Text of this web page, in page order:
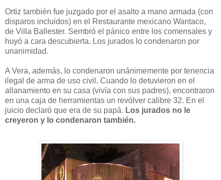
Ortiz también fue juzgado por el asalto a mano armada (con
disparos incluidos) en el Restaurante mexicano Wantaco,
de Villa Ballester. Sembró el pánico entre los comensales y
huyó a cara descubierta. Los jurados lo condenaron por
unanimidad.
A Vera, además, lo condenaron unánimemente por tenencia
ilegal de arma de uso civil. Cuando lo detuvieron en el
allanamiento en su casa (vivía con sus padres), encontraron
en una caja de herramientas un revólver calibre 32. En el
juicio declaró que era de su papá. Los jurados no le
creyeron y lo condenaron también.